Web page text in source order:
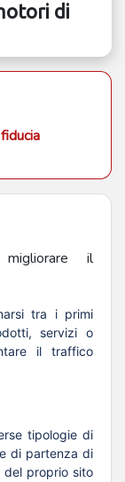
di
il
tra i primi
servizi o
il traffico
tipologie di
di partenza di
del proprio sito